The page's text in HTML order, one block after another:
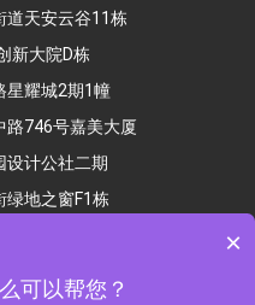
道天安云谷11栋
新大院D栋
星耀城2期1幢
路746号嘉美大厦
设计公社二期
绿地之窗F1栋
×
可以帮您？